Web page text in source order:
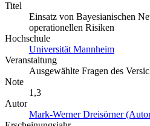
Titel
Einsatz von Bayesianischen
operationellen Risiken
Hochschule
Universität Mannheim
Veranstaltung
Ausgewählte Fragen des
Note
1,3
Autor
Mark-Werner Dreisörner